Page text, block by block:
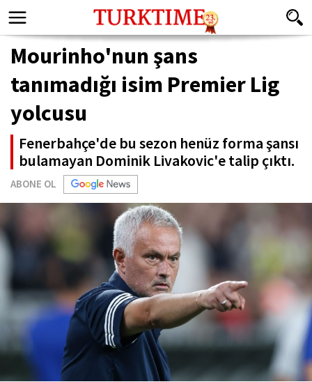
Mourinho'nun şans
tanımadığı isim Premier Lig
yolcusu
Fenerbahçe'de bu sezon henüz forma şansı
bulamayan Dominik Livakovic'e talip çıktı.
ABONE OL